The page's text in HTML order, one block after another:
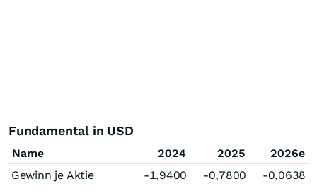
Fundamental in USD
Name 2024 2025
2026e
Gewinn je Aktie
-1,9400 -0,7800
-0,0638